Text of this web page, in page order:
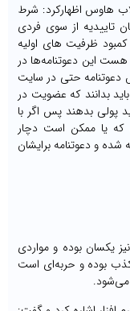
هاوس اظهارکرد: شرط
تاییدیه از سوی فردی
ظرفیت های اولیه
هست این دعوتنامه‌ها در
دعوتنامه حتی در سایت
بدانند که عضویت در
پولی بدهند پس اگر با
که یا ممکن است دچار
و دعوتنامه برایشان
یکسان بوده و مواردی
بوده و حربه‌ای است
می‌شود.